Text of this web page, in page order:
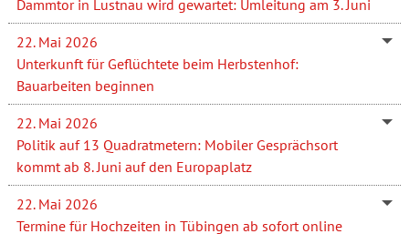
Dammtor in Lustnau wird gewartet: Umleitung am 3. Juni
22. Mai 2026
Unterkunft für Geflüchtete beim Herbstenhof:
Bauarbeiten beginnen
22. Mai 2026
Politik auf 13 Quadratmetern: Mobiler Gesprächsort
kommt ab 8. Juni auf den Europaplatz
22. Mai 2026
Termine für Hochzeiten in Tübingen ab sofort online